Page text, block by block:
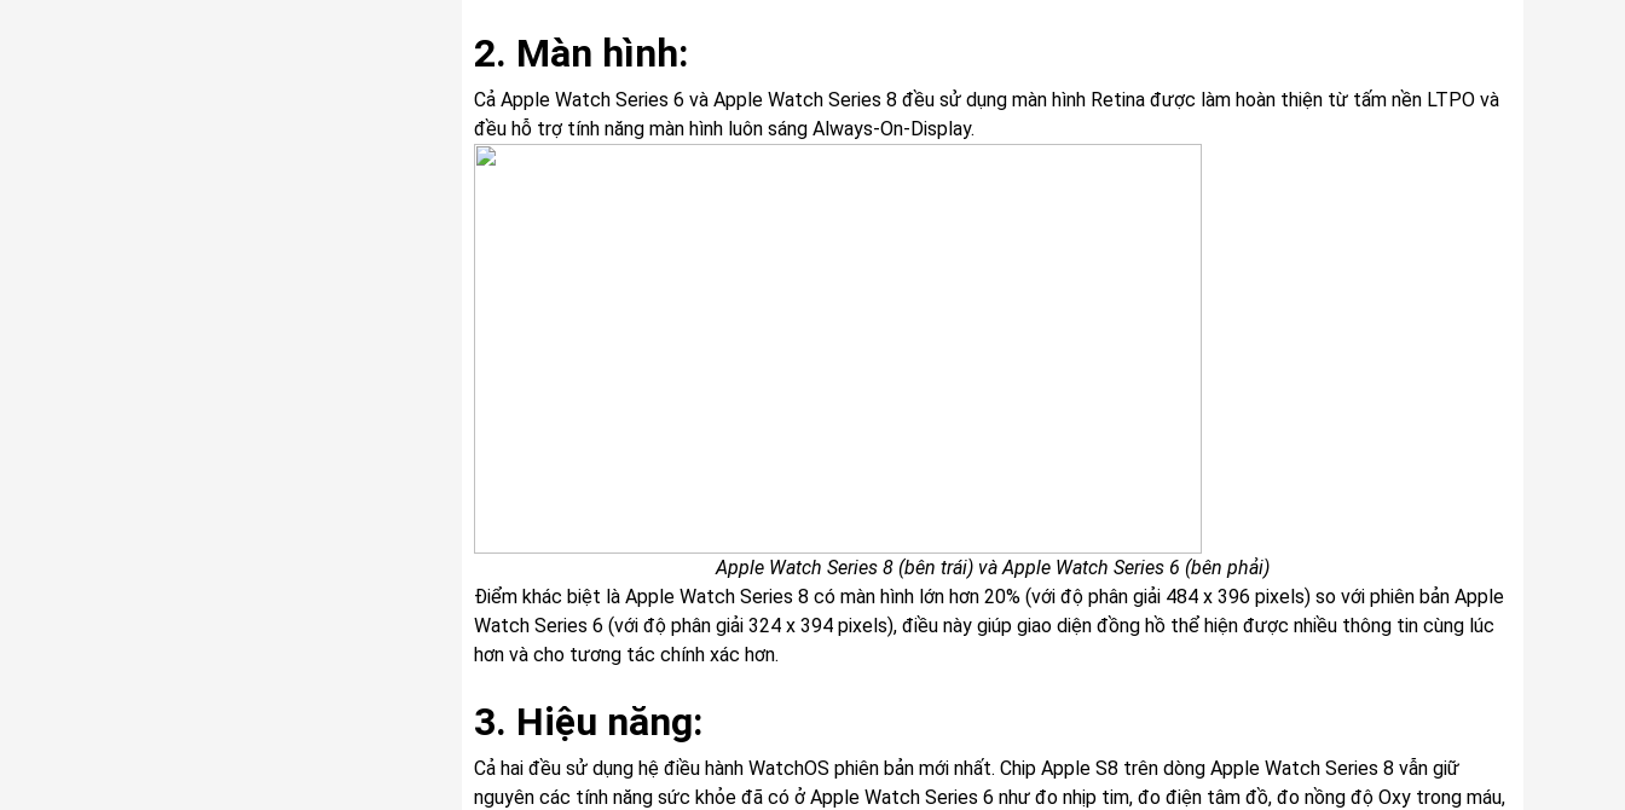
2. Màn hình:
Cả Apple Watch Series 6 và Apple Watch Series 8 đều sử dụng màn hình Retina được làm hoàn thiện từ tấm nền LTPO và
đều hỗ trợ tính năng màn hình luôn sáng Always-On-Display.
Apple Watch Series 8 (bên trái) và Apple Watch Series 6 (bên phải)
Điểm khác biệt là Apple Watch Series 8 có màn hình lớn hơn 20% (với độ phân giải 484 x 396 pixels) so với phiên bản Apple
Watch Series 6 (với độ phân giải 324 x 394 pixels), điều này giúp giao diện đồng hồ thể hiện được nhiều thông tin cùng lúc
hơn và cho tương tác chính xác hơn.
3. Hiệu năng:
Cả hai đều sử dụng hệ điều hành WatchOS phiên bản mới nhất. Chip Apple S8 trên dòng Apple Watch Series 8 vẫn giữ
nguyên các tính năng sức khỏe đã có ở Apple Watch Series 6 như đo nhịp tim, đo điện tâm đồ, đo nồng độ Oxy trong máu,